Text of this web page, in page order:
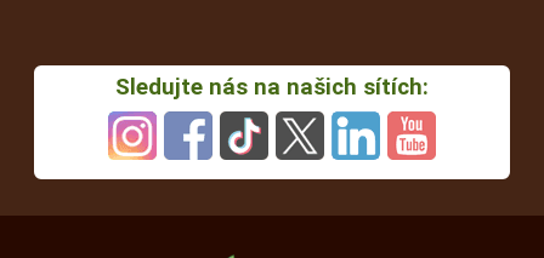
Sledujte nás na našich sítích: